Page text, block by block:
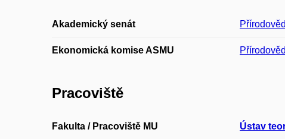
Akademický senát
Ekonomická komise ASMU
Pracoviště
Fakulta / Pracoviště MU Ústav